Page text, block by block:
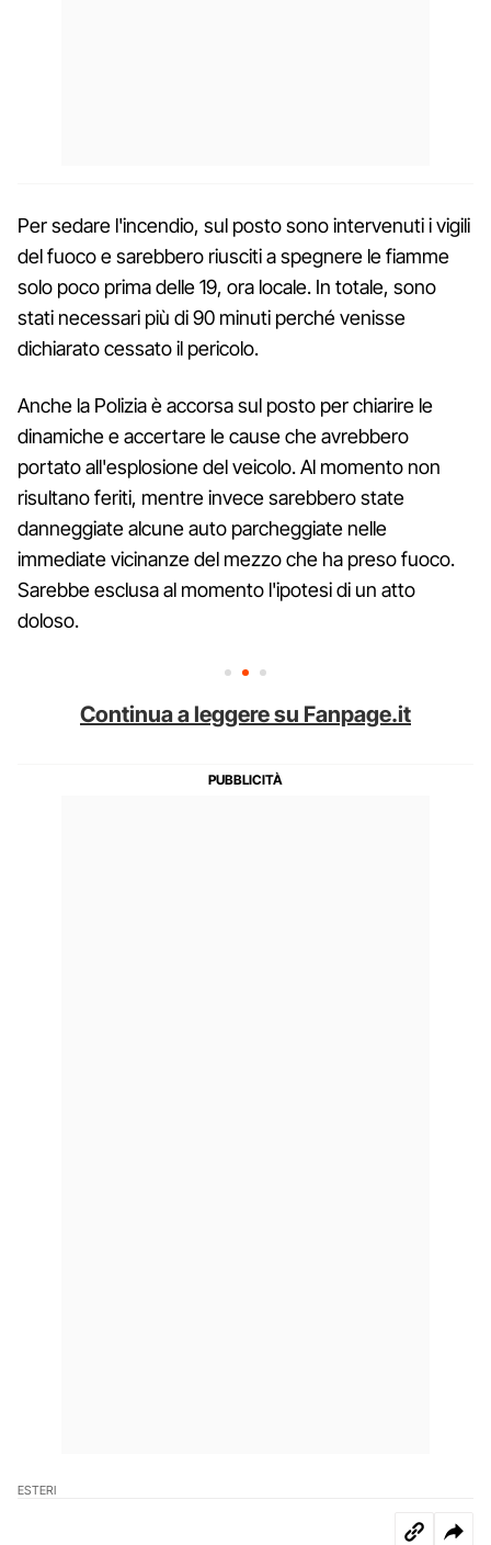
Per sedare l'incendio, sul posto sono intervenuti i vigili
del fuoco e sarebbero riusciti a spegnere le fiamme
solo poco prima delle 19, ora locale. In totale, sono
stati necessari più di 90 minuti perché venisse
dichiarato cessato il pericolo.
Anche la Polizia è accorsa sul posto per chiarire le
dinamiche e accertare le cause che avrebbero
portato all'esplosione del veicolo. Al momento non
risultano feriti, mentre invece sarebbero state
danneggiate alcune auto parcheggiate nelle
immediate vicinanze del mezzo che ha preso fuoco.
Sarebbe esclusa al momento l'ipotesi di un atto
doloso.
Continua a leggere su Fanpage.it
ESTERI